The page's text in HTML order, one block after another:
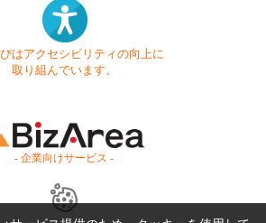
はアクセシビリティの向上に
取り組んでいます。
- 企業向けサービス -